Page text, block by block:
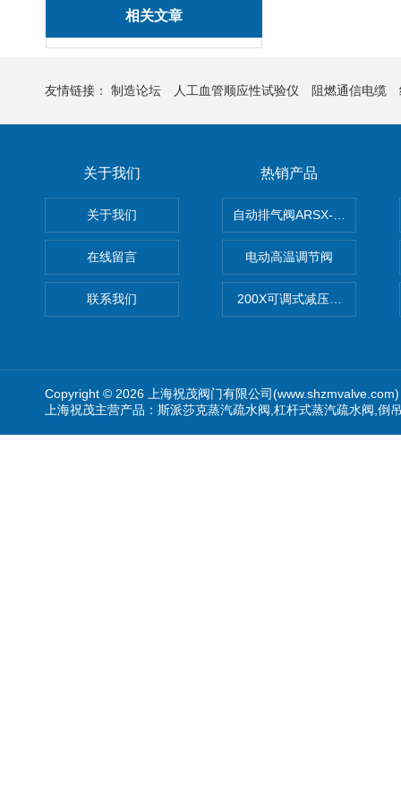
相关文章
友情链接： 制造论坛 人工血管顺应性试验仪 阻燃通信电缆
关于我们
关于我们
在线留言
联系我们
热销产品
自动排气阀ARSX-0015/
电动高温调节阀
200X可调式减压阀（减压稳
Copyright © 2026 上海祝茂阀门有限公司
上海祝茂主营产品：斯派莎克蒸汽疏水阀,杠杆式蒸汽疏水阀,倒